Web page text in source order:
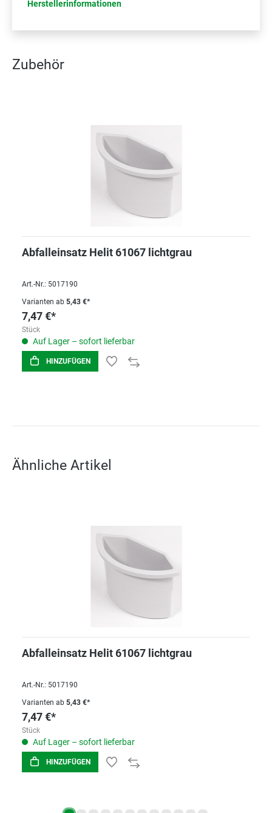
Herstellerinformationen
Zubehör
Abfalleinsatz Helit 61067 lichtgrau
Art.-Nr.: 5017190
Varianten ab 5,43 €*
7,47 €*
Stück
Auf Lager – sofort lieferbar
HINZUFÜGEN
Ähnliche Artikel
Abfalleinsatz Helit 61067 lichtgrau
Art.-Nr.: 5017190
Varianten ab 5,43 €*
7,47 €*
Stück
Auf Lager – sofort lieferbar
HINZUFÜGEN